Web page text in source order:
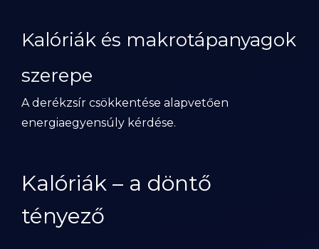
Kalóriák és makrotápanyagok
szerepe
A derékzsír csökkentése alapvetően
energiaegyensúly kérdése.
Kalóriák – a döntő
tényező